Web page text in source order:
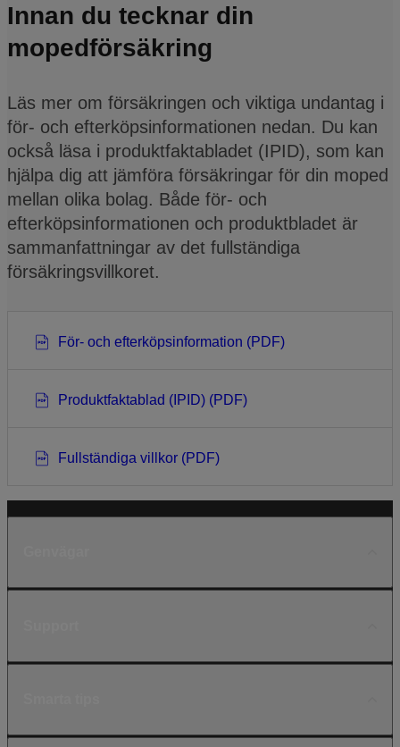
Innan du tecknar din
mopedförsäkring
Läs mer om försäkringen och viktiga undantag i
för- och efterköpsinformationen nedan. Du kan
också läsa i produktfaktabladet (IPID), som kan
hjälpa dig att jämföra försäkringar för din moped
mellan olika bolag. Både för- och
efterköpsinformationen och produktbladet är
sammanfattningar av det fullständiga
försäkringsvillkoret.
För- och efterköpsinformation (PDF)
Produktfaktablad (IPID) (PDF)
Fullständiga villkor (PDF)